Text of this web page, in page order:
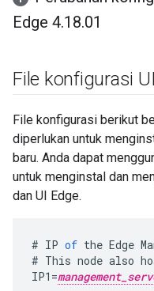
Edge 4.18.01
File konfigurasi
File konfigurasi berikut
diperlukan untuk
baru. Anda dapat
untuk menginstal dan
dan UI Edge.
# IP of the Edge
# This node also
IP1 =